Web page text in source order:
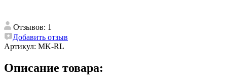
Отзывов: 1
Добавить отзыв
Артикул: MK-RL
Описание товара: